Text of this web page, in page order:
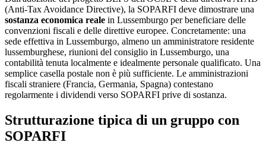
(Anti-Tax Avoidance Directive), la SOPARFI deve dimostrare una
sostanza economica reale in Lussemburgo per beneficiare delle
convenzioni fiscali e delle direttive europee. Concretamente: una
sede effettiva in Lussemburgo, almeno un amministratore residente
lussemburghese, riunioni del consiglio in Lussemburgo, una
contabilità tenuta localmente e idealmente personale qualificato. Una
semplice casella postale non è più sufficiente. Le amministrazioni
fiscali straniere (Francia, Germania, Spagna) contestano
regolarmente i dividendi verso SOPARFI prive di sostanza.
Strutturazione tipica di un gruppo con
SOPARFI